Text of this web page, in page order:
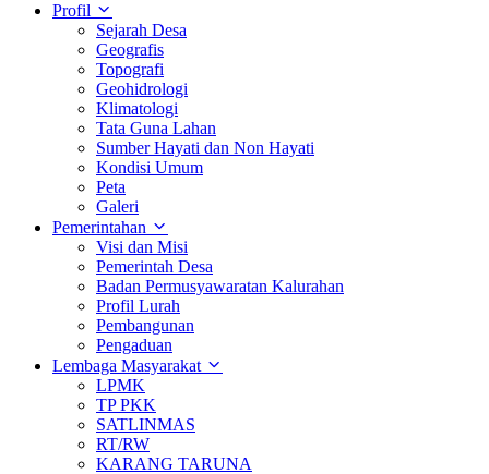
Profil
Sejarah Desa
Geografis
Topografi
Geohidrologi
Klimatologi
Tata Guna Lahan
Sumber Hayati dan Non Hayati
Kondisi Umum
Peta
Galeri
Pemerintahan
Visi dan Misi
Pemerintah Desa
Badan Permusyawaratan Kalurahan
Profil Lurah
Pembangunan
Pengaduan
Lembaga Masyarakat
LPMK
TP PKK
SATLINMAS
RT/RW
KARANG TARUNA